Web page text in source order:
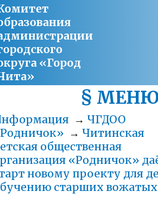
«Город
§
→ ЧГДОО
→ Читинская
общественная
«Родничок»
новому проекту для
старших вожатых